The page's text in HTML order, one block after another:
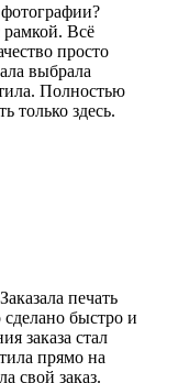
рамкой. Всё
просто
выбрала
Полностью
только здесь.
печать
быстро и
заказа стал
прямо на
свой заказ.